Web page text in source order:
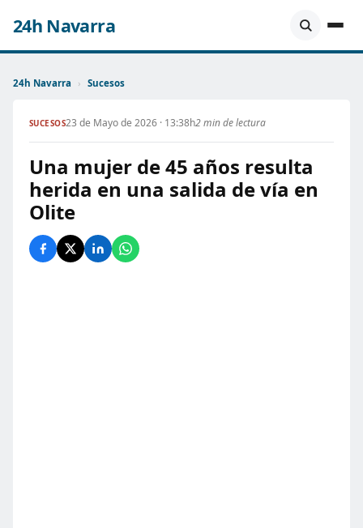
24h Navarra
24h Navarra › Sucesos
SUCESOS23 de Mayo de 2026 · 13:38h2 min de lectura
Una mujer de 45 años resulta
herida en una salida de vía en
Olite